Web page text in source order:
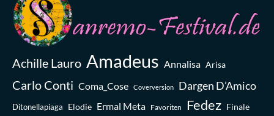
Achille Lauro Amadeus Annalisa Arisa
Carlo Conti Coma_Cose Coverversion Dargen D’Amico
Ditonellapiaga Elodie Ermal Meta Favoriten Fedez Finale